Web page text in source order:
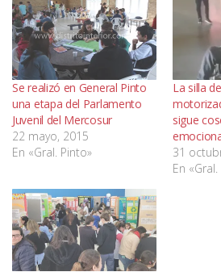
Se realizó en General Pinto
una etapa del Parlamento
Juvenil del Mercosur
22 mayo, 2015
En «Gral. Pinto»
La silla
sigue
31
En